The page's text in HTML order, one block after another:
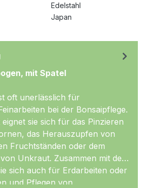
Edelstahl
Japan
mit Spatel
oft unerlässlich für
bei der Bonsaipflege.
sie sich für das Pinzieren
das Herauszupfen von
Fruchtständen oder dem
Unkraut. Zusammen mit dem
sich auch für Erdarbeiten oder
und Pflegen von